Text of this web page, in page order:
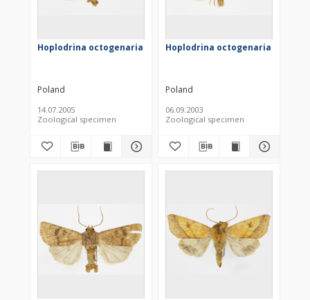
Hoplodrina octogenaria
Poland
14.07.2005
Zoological specimen
Hoplodrina octogenaria
Poland
06.09.2003
Zoological specimen